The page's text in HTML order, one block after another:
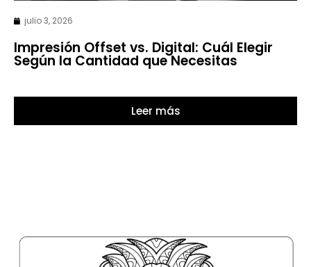
julio 3, 2026
Impresión Offset vs. Digital: Cuál Elegir
Según la Cantidad que Necesitas
Leer más